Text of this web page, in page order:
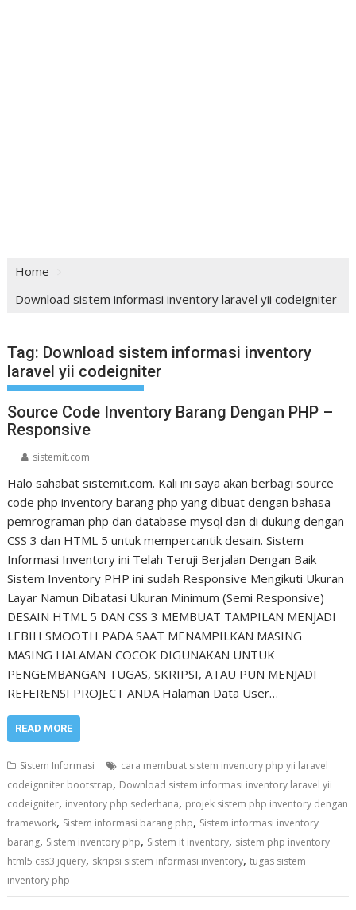
Home
Download sistem informasi inventory laravel yii codeigniter
Tag: Download sistem informasi inventory
laravel yii codeigniter
Source Code Inventory Barang Dengan PHP –
Responsive
sistemit.com
Halo sahabat sistemit.com. Kali ini saya akan berbagi source
code php inventory barang php yang dibuat dengan bahasa
pemrograman php dan database mysql dan di dukung dengan
CSS 3 dan HTML 5 untuk mempercantik desain. Sistem
Informasi Inventory ini Telah Teruji Berjalan Dengan Baik
Sistem Inventory PHP ini sudah Responsive Mengikuti Ukuran
Layar Namun Dibatasi Ukuran Minimum (Semi Responsive)
DESAIN HTML 5 DAN CSS 3 MEMBUAT TAMPILAN MENJADI
LEBIH SMOOTH PADA SAAT MENAMPILKAN MASING
MASING HALAMAN COCOK DIGUNAKAN UNTUK
PENGEMBANGAN TUGAS, SKRIPSI, ATAU PUN MENJADI
REFERENSI PROJECT ANDA Halaman Data User…
READ MORE
Sistem Informasi
cara membuat sistem inventory php yii laravel
codeignniter bootstrap, Download sistem informasi inventory laravel yii
codeigniter, inventory php sederhana, projek sistem php inventory dengan
framework, Sistem informasi barang php, Sistem informasi inventory
barang, Sistem inventory php, Sistem it inventory, sistem php inventory
html5 css3 jquery, skripsi sistem informasi inventory,tugas sistem
inventory php